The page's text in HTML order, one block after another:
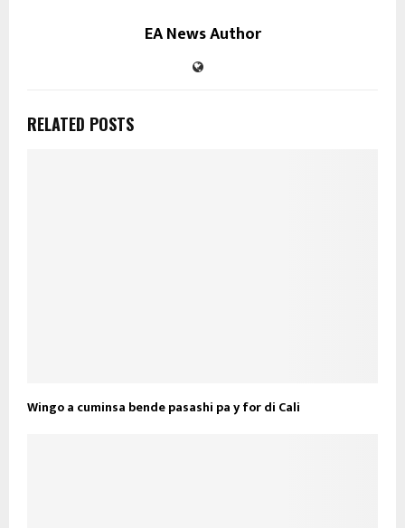
EA News Author
RELATED POSTS
Wingo a cuminsa bende pasashi pa y for di Cali